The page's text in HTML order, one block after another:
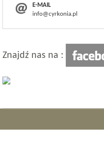
E-MAIL
info@cyrkonia.pl
Znajdź nas na :